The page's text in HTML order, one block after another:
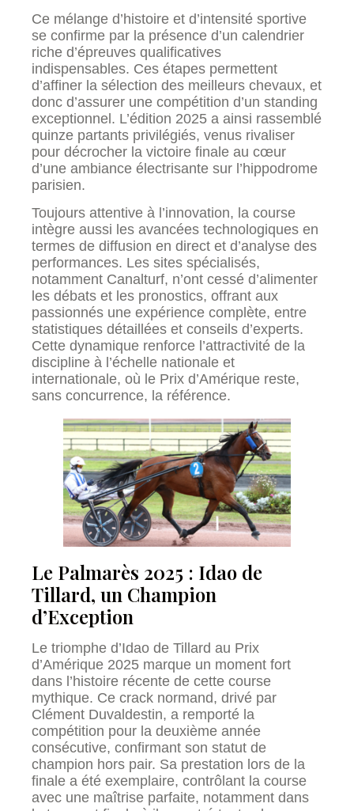
Ce mélange d’histoire et d’intensité sportive
se confirme par la présence d’un calendrier
riche d’épreuves qualificatives
indispensables. Ces étapes permettent
d’affiner la sélection des meilleurs chevaux, et
donc d’assurer une compétition d’un standing
exceptionnel. L’édition 2025 a ainsi rassemblé
quinze partants privilégiés, venus rivaliser
pour décrocher la victoire finale au cœur
d’une ambiance électrisante sur l’hippodrome
parisien.
Toujours attentive à l’innovation, la course
intègre aussi les avancées technologiques en
termes de diffusion en direct et d’analyse des
performances. Les sites spécialisés,
notamment Canalturf, n’ont cessé d’alimenter
les débats et les pronostics, offrant aux
passionnés une expérience complète, entre
statistiques détaillées et conseils d’experts.
Cette dynamique renforce l’attractivité de la
discipline à l’échelle nationale et
internationale, où le Prix d’Amérique reste,
sans concurrence, la référence.
Le Palmarès 2025 : Idao de
Tillard, un Champion
d’Exception
Le triomphe d’Idao de Tillard au Prix
d’Amérique 2025 marque un moment fort
dans l’histoire récente de cette course
mythique. Ce crack normand, drivé par
Clément Duvaldestin, a remporté la
compétition pour la deuxième année
consécutive, confirmant son statut de
champion hors pair. Sa prestation lors de la
finale a été exemplaire, contrôlant la course
avec une maîtrise parfaite, notamment dans